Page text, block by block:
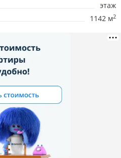
этаж
1142 м2